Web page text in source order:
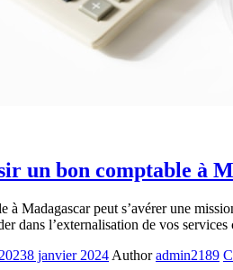
un bon comptable à
à Madagascar peut s’avérer une
dans l’externalisation de vos
8 janvier 2024 Author admin2189